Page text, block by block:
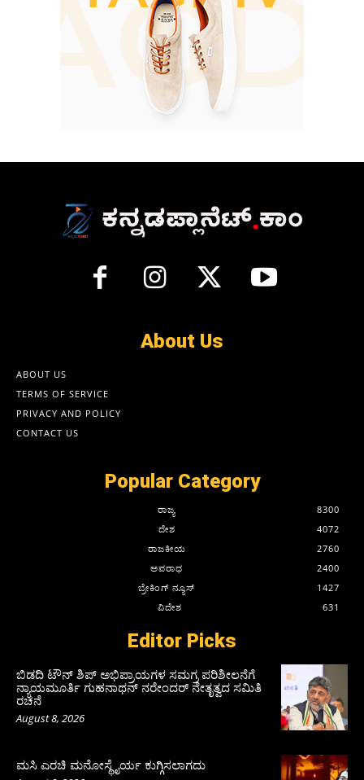
About Us
ABOUT US
TERMS OF SERVICE
PRIVACY AND POLICY
CONTACT US
Popular Category
ರಾಜ್ಯ
8300
ದೇಶ
4072
ರಾಜಕೀಯ
2760
ಅಪರಾಧ
2400
ಬ್ರೇಕಿಂಗ್ ನ್ಯೂಸ್
1427
ವಿದೇಶ
631
Editor Picks
ಬಿಡದಿ ಟೌನ್ ಶಿಪ್ ಅಭಿಪ್ರಾಯಗಳ ಸಮಗ್ರ ಪರಿಶೀಲನೆಗೆ
ನ್ಯಾಯಮೂರ್ತಿ ಗುಹನಾಥನ್ ನರೇಂದರ್ ನೇತೃತ್ವದ ಸಮಿತಿ
ರಚನೆ
August 8, 2026
ಮಸಿ ಎರಚಿ ಮನೋಸ್ಥೈರ್ಯ ಕುಗ್ಗಿಸಲಾಗದು